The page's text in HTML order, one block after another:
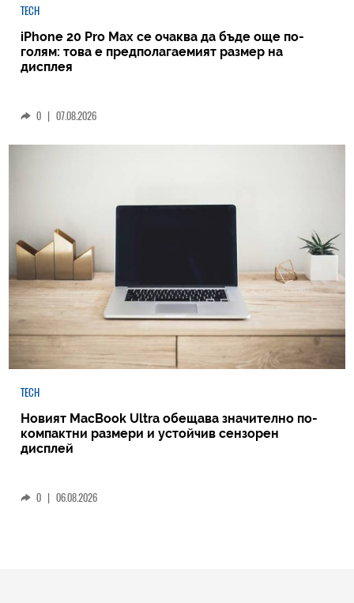
TECH
iPhone 20 Pro Max се очаква да бъде още по-
голям: това е предполагаемият размер на
дисплея
0 | 07.08.2026
TECH
Новият MacBook Ultra обещава значително по-
компактни размери и устойчив сензорен
дисплей
0 | 06.08.2026